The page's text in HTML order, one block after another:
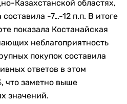
Казахстанской областях,
-7…-12 п.п. В итоге
показала Костанайская
неблагоприятность
покупок составила
ответов в этом
что заметно выше
значений.